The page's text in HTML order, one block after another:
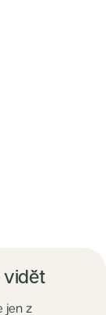
vidět
jen z